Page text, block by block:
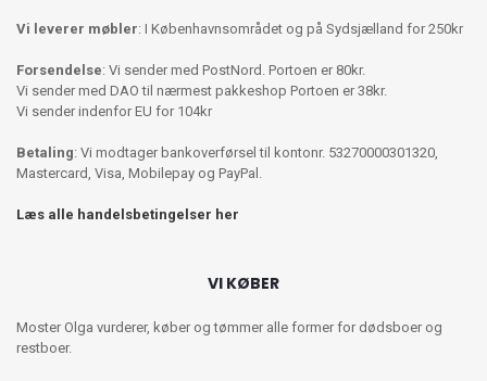
Vi leverer møbler: I Københavnsområdet og på Sydsjælland for 250kr
Forsendelse: Vi sender med PostNord. Portoen er 80kr.
Vi sender med DAO til nærmest pakkeshop Portoen er 38kr.
Vi sender indenfor EU for 104kr
Betaling: Vi modtager bankoverførsel til kontonr. 53270000301320,
Mastercard, Visa, Mobilepay og PayPal.
Læs alle handelsbetingelser her
VI KØBER
Moster Olga vurderer, køber og tømmer alle former for dødsboer og
restboer.